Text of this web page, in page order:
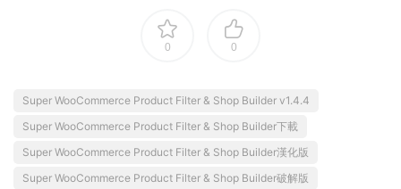
0 0
Super WooCommerce Product Filter & Shop Builder v1.4.4
Super WooCommerce Product Filter & Shop Builder下載
Super WooCommerce Product Filter & Shop Builder漢化版
Super WooCommerce Product Filter & Shop Builder破解版